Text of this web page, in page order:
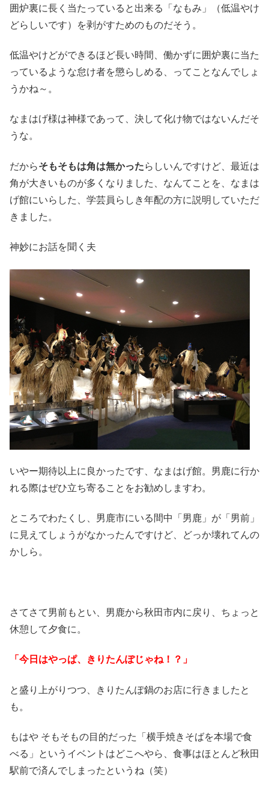
囲炉裏に長く当たっていると出来る「なもみ」（低温やけ
どらしいです）を剥がすためのものだそう。
低温やけどができるほど長い時間、働かずに囲炉裏に当た
っているような怠け者を懲らしめる、ってことなんでしょ
うかね～。
なまはげ様は神様であって、決して化け物ではないんだそ
うな。
だからそもそもは角は無かったらしいんですけど、最近は
角が大きいものが多くなりました、なんてことを、なまは
げ館にいらした、学芸員らしき年配の方に説明していただ
きました。
神妙にお話を聞く夫
いやー期待以上に良かったです、なまはげ館。男鹿に行か
れる際はぜひ立ち寄ることをお勧めしますわ。
ところでわたくし、男鹿市にいる間中「男鹿」が「男前」
に見えてしょうがなかったんですけど、どっか壊れてんの
かしら。
さてさて男前もとい、男鹿から秋田市内に戻り、ちょっと
休憩して夕食に。
「今日はやっぱ、きりたんぽじゃね！？」
と盛り上がりつつ、きりたんぽ鍋のお店に行きましたと
も。
もはや そもそもの目的だった「横手焼きそばを本場で食
べる」というイベントはどこへやら、食事はほとんど秋田
駅前で済んでしまったというね（笑）